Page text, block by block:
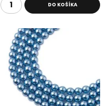
DO KOŠÍKA